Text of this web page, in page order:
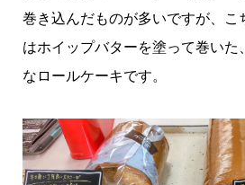
巻き込んだものが多いですが、こ
はホイップバターを塗って巻い
なロールケーキです。